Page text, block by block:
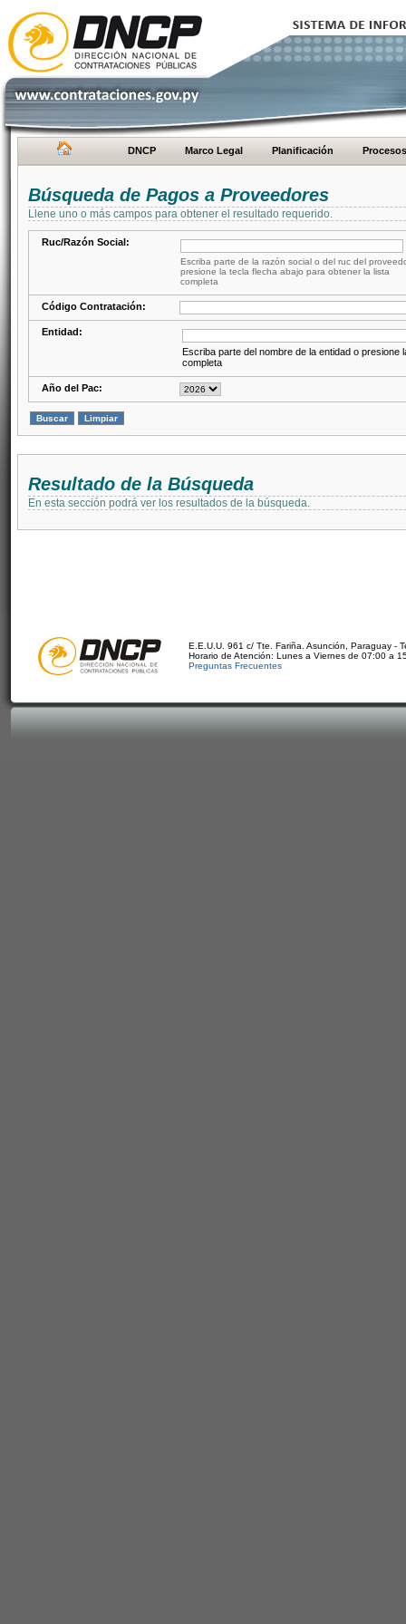
DNCP Marco Legal Planificación Procesos
Búsqueda de Pagos a Proveedores
Llene uno o más campos para obtener el resultado requerido.
Ruc/Razón Social:
Escriba parte de la razón social o del ruc del
presione la tecla flecha abajo para obtener la lista
completa
Código Contratación:
Entidad:
Escriba parte del nombre de la entidad o presione
completa
Año del Pac:
Resultado de la Búsqueda
En esta sección podrá ver los resultados de la búsqueda.
E.E.U.U. 961 c/ Tte. Fariña. Asunción, Paraguay -
Horario de Atención: Lunes a Viernes de 07:00 a
Preguntas Frecuentes